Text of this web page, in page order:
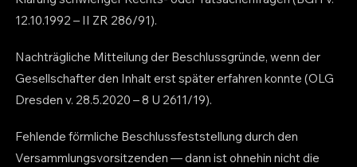
12.10.1992 – II ZR 286/91).
Nachträgliche Mitteilung der Beschlussgründe, wenn der
Gesellschafter den Inhalt erst später erfahren konnte (OLG
Dresden v. 28.5.2020 – 8 U 2611/19).
Fehlende förmliche Beschlussfeststellung durch den
Versammlungsvorsitzenden — dann ist ohnehin nicht die